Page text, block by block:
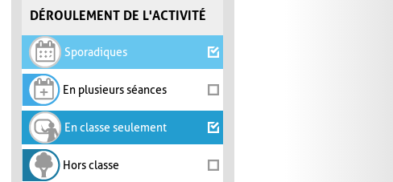
DÉROULEMENT DE L'ACTIVITÉ
Sporadiques
En plusieurs séances
En classe seulement
Hors classe